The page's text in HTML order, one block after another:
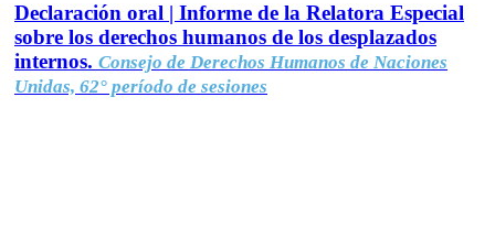
Declaración oral | Informe de la Relatora Especial
sobre los derechos humanos de los desplazados
internos. Consejo de Derechos Humanos de Naciones
Unidas, 62° período de sesiones